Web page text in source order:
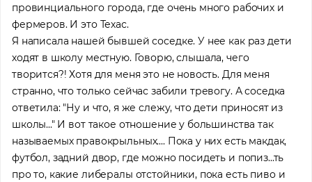
провинциального города, где очень много рабочих и
фермеров. И это Техас.
Я написала нашей бывшей соседке. У нее как раз дети
ходят в школу местную. Говорю, слышала, чего
творится?! Хотя для меня это не новость. Для меня
странно, что только сейчас забили тревогу. А соседка
ответила: "Ну и что, я же слежу, что дети приносят из
школы..." И вот такое отношение у большинства так
называемых правокрыльных.... Пока у них есть макдак,
футбол, задний двор, где можно посидеть и попиз...ть
про то, какие либералы отстойники, пока есть пиво и